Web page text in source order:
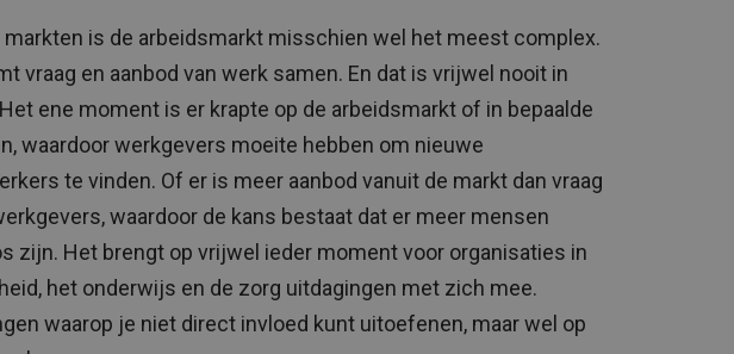
markten is de arbeidsmarkt misschien wel het meest complex.
vraag en aanbod van werk samen. En dat is vrijwel nooit in
ene moment is er krapte op de arbeidsmarkt of in bepaalde
waardoor werkgevers moeite hebben om nieuwe
te vinden. Of er is meer aanbod vanuit de markt dan vraag
waardoor de kans bestaat dat er meer mensen
zijn. Het brengt op vrijwel ieder moment voor organisaties in
het onderwijs en de zorg uitdagingen met zich mee.
waarop je niet direct invloed kunt uitoefenen, maar wel op